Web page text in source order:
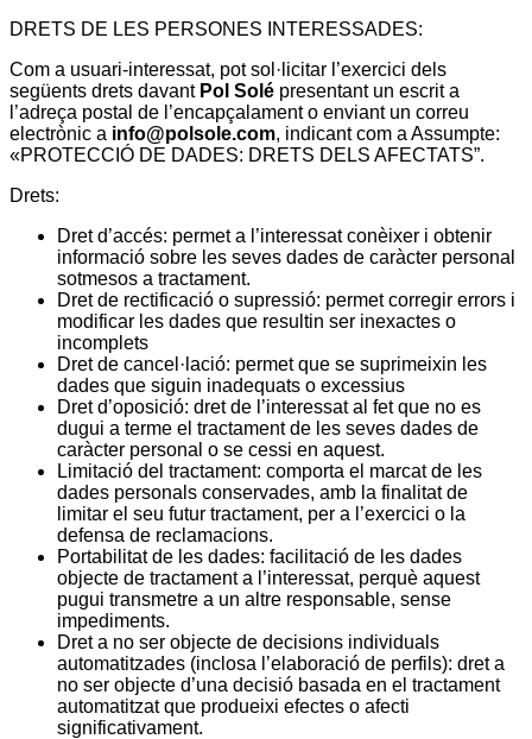
DRETS DE LES PERSONES INTERESSADES:
Com a usuari-interessat, pot sol·licitar l’exercici dels
següents drets davant Pol Solé presentant un escrit a
l’adreça postal de l’encapçalament o enviant un correu
electrònic a info@polsole.com, indicant com a Assumpte:
«PROTECCIÓ DE DADES: DRETS DELS AFECTATS”.
Drets:
Dret d’accés: permet a l’interessat conèixer i obtenir
informació sobre les seves dades de caràcter personal
sotmesos a tractament.
Dret de rectificació o supressió: permet corregir errors i
modificar les dades que resultin ser inexactes o
incomplets
Dret de cancel·lació: permet que se suprimeixin les
dades que siguin inadequats o excessius
Dret d’oposició: dret de l’interessat al fet que no es
dugui a terme el tractament de les seves dades de
caràcter personal o se cessi en aquest.
Limitació del tractament: comporta el marcat de les
dades personals conservades, amb la finalitat de
limitar el seu futur tractament, per a l’exercici o la
defensa de reclamacions.
Portabilitat de les dades: facilitació de les dades
objecte de tractament a l’interessat, perquè aquest
pugui transmetre a un altre responsable, sense
impediments.
Dret a no ser objecte de decisions individuals
automatitzades (inclosa l’elaboració de perfils): dret a
no ser objecte d’una decisió basada en el tractament
automatitzat que produeixi efectes o afecti
significativament.